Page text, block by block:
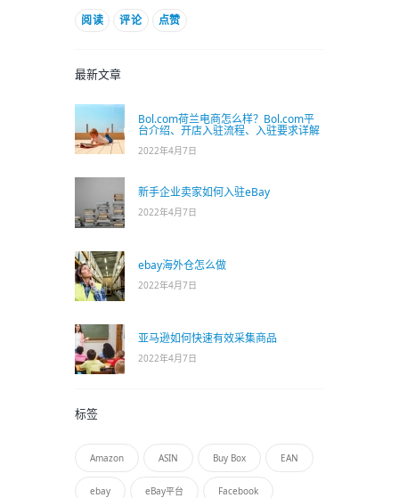
阅读 评论 点赞
最新文章
Bol.com荷兰电商怎么样？Bol.com平
台介绍、开店入驻流程、入驻要求详解
2022年4月7日
新手企业卖家如何入驻eBay
2022年4月7日
ebay海外仓怎么做
2022年4月7日
亚马逊如何快速有效采集商品
2022年4月7日
标签
Amazon ASIN Buy Box EAN
ebay eBay平台 Facebook